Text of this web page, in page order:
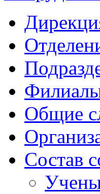
Общие
Состав